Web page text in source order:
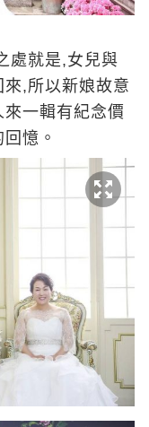
處就是,女兒與
,所以新娘故意
一輯有紀念價
憶。